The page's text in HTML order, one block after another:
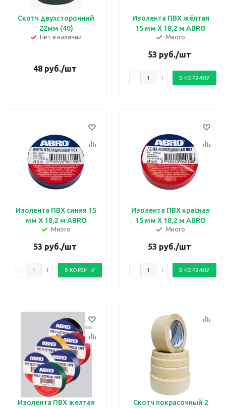
Скотч двухсторонний
22мм (40)
Нет в наличии
48 руб./шт
Изолента ПВХ жёлтая
15 мм X 18,2 м ABRO
Много
53 руб./шт
В КОРЗИНУ
Изолента ПВХ синяя 15
мм X 18,2 м ABRO
Много
53 руб./шт
В КОРЗИНУ
Изолента ПВХ красная
15 мм X 18,2 м ABRO
Много
53 руб./шт
В КОРЗИНУ
Изолента ПВХ желтая
Скотч покрасочный 2